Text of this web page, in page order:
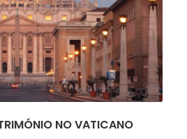
NO VATICANO